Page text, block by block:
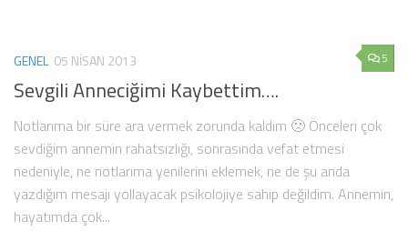
5
GENEL 05 NISAN 2013
Sevgili Anneciğimi Kaybettim….
Notlarıma bir süre ara vermek zorunda kaldım 🙁 Önceleri çok
sevdiğim annemin rahatsızlığı, sonrasında vefat etmesi
nedeniyle, ne notlarıma yenilerini eklemek, ne de şu anda
yazdığım mesajı yollayacak psikolojiye sahip değildim. Annemin,
hayatımda çok...